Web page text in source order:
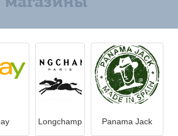
Longchamp Panama Jack